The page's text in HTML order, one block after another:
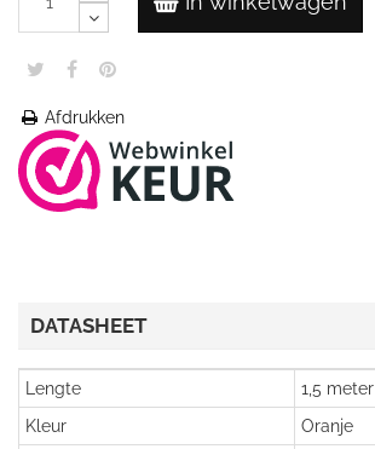
Afdrukken
DATASHEET
Lengte
1,5 meter
Kleur
Oranje